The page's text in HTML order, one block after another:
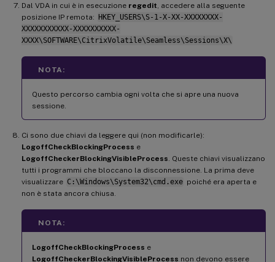
Dal VDA in cui è in esecuzione regedit, accedere alla seguente
posizione IP remota:
HKEY_USERS\S-1-X-XX-XXXXXXXX-
XXXXXXXXXXX-XXXXXXXXXX-
XXXX\SOFTWARE\CitrixVolatile\Seamless\Sessions\X\
NOTA:
Questo percorso cambia ogni volta che si apre una nuova
sessione.
Ci sono due chiavi da leggere qui (non modificarle):
LogoffCheckBlockingProcess e
LogoffCheckerBlockingVisibleProcess. Queste chiavi visualizzano
tutti i programmi che bloccano la disconnessione. La prima deve
visualizzare C:\Windows\System32\cmd.exe poiché era aperta e
non è stata ancora chiusa.
NOTA:
LogoffCheckBlockingProcess e
LogoffCheckerBlockingVisibleProcess non devono essere